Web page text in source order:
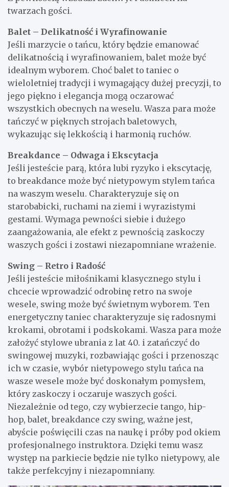
twarzach gości.
Balet – Delikatność i Wyrafinowanie
Jeśli marzycie o tańcu, który będzie emanować
delikatnością i wyrafinowaniem, balet może być
idealnym wyborem. Choć balet to taniec o
wieloletniej tradycji i wymagający dużej precyzji, to
jego piękno i elegancja mogą oczarować
wszystkich obecnych na weselu. Wasza para może
tańczyć w pięknych strojach baletowych,
wykazując się lekkością i harmonią ruchów.
Breakdance – Odwaga i Ekscytacja
Jeśli jesteście parą, która lubi ryzyko i ekscytację,
to breakdance może być nietypowym stylem tańca
na waszym weselu. Charakteryzuje się on
starobabicki, ruchami na ziemi i wyrazistymi
gestami. Wymaga pewności siebie i dużego
zaangażowania, ale efekt z pewnością zaskoczy
waszych gości i zostawi niezapomniane wrażenie.
Swing – Retro i Radość
Jeśli jesteście miłośnikami klasycznego stylu i
chcecie wprowadzić odrobinę retro na swoje
wesele, swing może być świetnym wyborem. Ten
energetyczny taniec charakteryzuje się radosnymi
krokami, obrotami i podskokami. Wasza para może
założyć stylowe ubrania z lat 40. i zatańczyć do
swingowej muzyki, rozbawiając gości i przenosząc
ich w czasie, wybór nietypowego stylu tańca na
wasze wesele może być doskonałym pomysłem,
który zaskoczy i oczaruje waszych gości.
Niezależnie od tego, czy wybierzecie tango, hip-
hop, balet, breakdance czy swing, ważne jest,
abyście poświęcili czas na naukę i próby pod okiem
profesjonalnego instruktora. Dzięki temu wasz
występ na parkiecie będzie nie tylko nietypowy, ale
także perfekcyjny i niezapomniany.